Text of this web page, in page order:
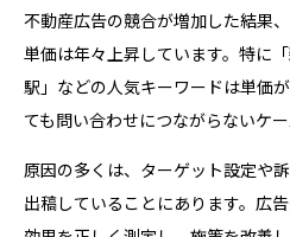
不動産広告の競合が増加した結果
単価は年々上昇しています。特に
駅」などの人気キーワードは単価
ても問い合わせにつながらないケー
原因の多くは、ターゲット設定や
出稿していることにあります。広